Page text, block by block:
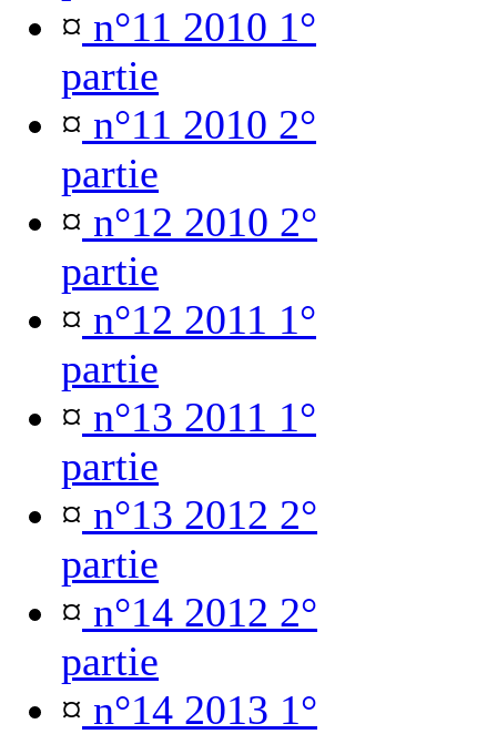
¤ n°11 2010 1°
partie
¤ n°11 2010 2°
partie
¤ n°12 2010 2°
partie
¤ n°12 2011 1°
partie
¤ n°13 2011 1°
partie
¤ n°13 2012 2°
partie
¤ n°14 2012 2°
partie
¤ n°14 2013 1°